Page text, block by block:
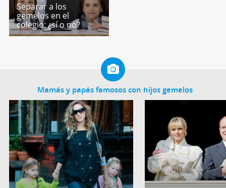
Separar a los
gemelos en el
colegio: ¿sí o no?
Mamás y papás famosos con hijos gemelos